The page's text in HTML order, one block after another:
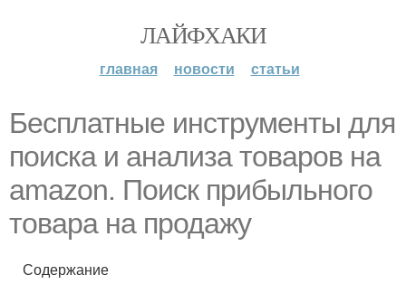
ЛАЙФХАКИ
главная новости статьи
Бесплатные инструменты для
поиска и анализа товаров на
amazon. Поиск прибыльного
товара на продажу
Содержание